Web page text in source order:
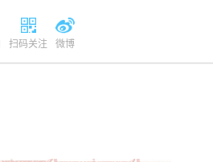
扫码关注 微博